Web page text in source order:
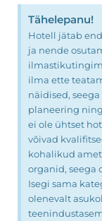
Tähelepanu!
Hotell jätab
ja nende
ilma ette
näidised,
planeering
ei ole ühtset
võivad
kohalikud
organid, seega
Isegi sama
olenevalt